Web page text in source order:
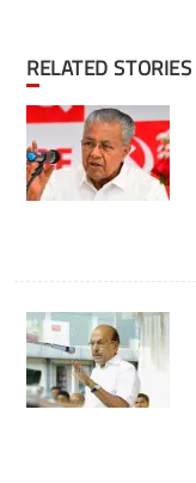
RELATED STORIES